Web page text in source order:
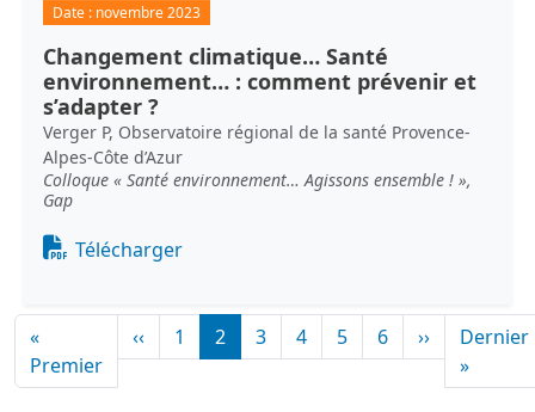
Date : novembre 2023
Changement climatique… Santé
environnement… : comment prévenir et
s’adapter ?
Verger P, Observatoire régional de la santé Provence-
Alpes-Côte d’Azur
Colloque « Santé environnement… Agissons ensemble ! »,
Gap
Document
Télécharger
Pagination
«
PremierPremière page
‹‹Page précédente
1 2 3 4 5 6 ››PageDernier
»